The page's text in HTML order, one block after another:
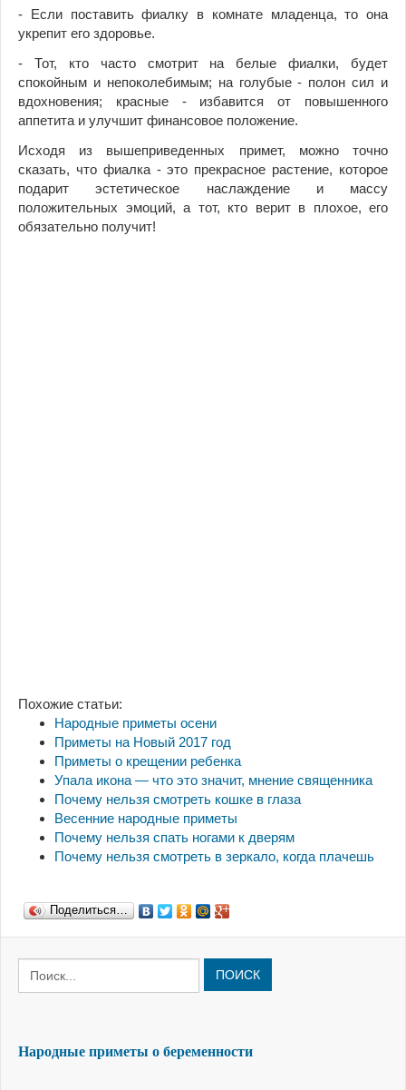
- Если поставить фиалку в комнате младенца, то она
укрепит его здоровье.
- Тот, кто часто смотрит на белые фиалки, будет
спокойным и непоколебимым; на голубые - полон сил и
вдохновения; красные - избавится от повышенного
аппетита и улучшит финансовое положение.
Исходя из вышеприведенных примет, можно точно
сказать, что фиалка - это прекрасное растение, которое
подарит эстетическое наслаждение и массу
положительных эмоций, а тот, кто верит в плохое, его
обязательно получит!
Похожие статьи:
Народные приметы осени
Приметы на Новый 2017 год
Приметы о крещении ребенка
Упала икона — что это значит, мнение священника
Почему нельзя смотреть кошке в глаза
Весенние народные приметы
Почему нельзя спать ногами к дверям
Почему нельзя смотреть в зеркало, когда плачешь
Поделиться…
ПОИСК
Народные приметы о беременности